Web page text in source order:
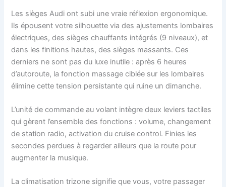
Les sièges Audi ont subi une vraie réflexion ergonomique.
Ils épousent votre silhouette via des ajustements lombaires
électriques, des sièges chauffants intégrés (9 niveaux), et
dans les finitions hautes, des sièges massants. Ces
derniers ne sont pas du luxe inutile : après 6 heures
d’autoroute, la fonction massage ciblée sur les lombaires
élimine cette tension persistante qui ruine un dimanche.
L’unité de commande au volant intègre deux leviers tactiles
qui gèrent l’ensemble des fonctions : volume, changement
de station radio, activation du cruise control. Finies les
secondes perdues à regarder ailleurs que la route pour
augmenter la musique.
La climatisation trizone signifie que vous, votre passager